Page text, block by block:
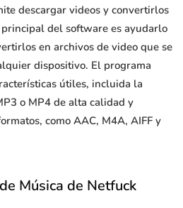
descargar videos y convertirlos
del software es ayudarlo
en archivos de video que se
dispositivo. El programa
útiles, incluida la
o MP4 de alta calidad y
como AAC, M4A, AIFF y
Música de Netfuck